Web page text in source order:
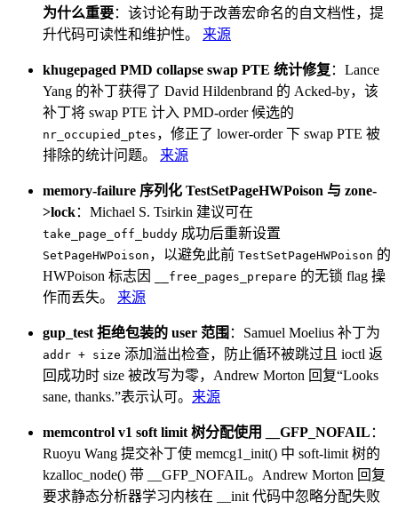
为什么重要：该讨论有助于改善宏命名的自文档性，提
升代码可读性和维护性。 来源
khugepaged PMD collapse swap PTE 统计修复 ：Lance
Yang 的补丁获得了 David Hildenbrand 的 Acked-by，该
补丁将 swap PTE 计入 PMD-order 候选的
nr_occupied_ptes ，修正了 lower-order 下 swap PTE 被
排除的统计问题。 来源
memory-failure 序列化 TestSetPageHWPoison 与 zone-
>lock：Michael S. Tsirkin 建议可在
take_page_off_buddy 成功后重新设置
SetPageHWPoison ，以避免此前 TestSetPageHWPoison 的
HWPoison 标志因
__free_pages_prepare 的无锁 flag 操
作而丢失。 来源
gup_test 拒绝包装的 user 范围 ：Samuel Moelius 补丁为
addr + size 添加溢出检查，防止循环被跳过且 ioctl 返
回成功时 size 被改写为零，Andrew Morton 回复“Looks
sane, thanks.”表示认可。 来源
memcontrol v1 soft limit 树分配使用 __GFP_NOFAIL ：
Ruoyu Wang 提交补丁使 memcg1_init() 中 soft-limit 树的
kzalloc_node() 带 __GFP_NOFAIL。Andrew Morton 回复
要求静态分析器学习内核在 __init 代码中忽略分配失败